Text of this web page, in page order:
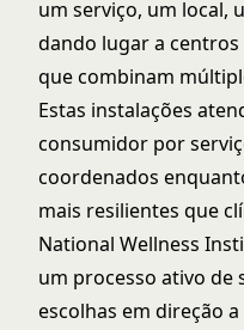
um serviço, um local,
dando lugar a
que combinam
Estas instalações
consumidor por
coordenados
mais resilientes que
National Wellness
um processo ativo de
escolhas em direção